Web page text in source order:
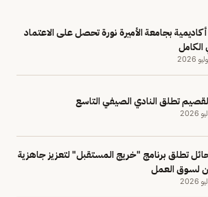
أكاديمية بجامعة الأميرة نورة تحصل على الاعتماد
الكامل
تطلق النادي الصيفي التاسع
تطلق برنامج "خريج المستقبل" لتعزيز جاهزية
لسوق العمل